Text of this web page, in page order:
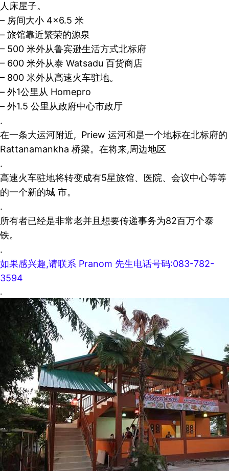
人床屋子。
– 房间大小 4×6.5 米
– 旅馆靠近繁荣的源泉
– 500 米外从鲁宾逊生活方式北标府
– 600 米外从泰 Watsadu 百货商店
– 800 米外从高速火车驻地。
– 外1公里从 Homepro
– 外1.5 公里从政府中心市政厅
.
在一条大运河附近, Priew 运河和是一个地标在北标府的
Rattanamankha 桥梁。在将来,周边地区
.
高速火车驻地将转变成有5星旅馆、医院、会议中心等等
的一个新的城 市。
.
所有者已经是非常老并且想要传递事务为82百万个泰
铁。
.
如果感兴趣,请联系 Pranom 先生电话号码:083-782-
3594
.